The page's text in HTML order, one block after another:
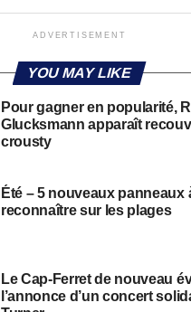
ADVERTISEMENT
YOU MAY LIKE
Pour gagner en popularité,
Glucksmann apparaît
crousty
Été – 5 nouveaux panneaux
reconnaître sur les plages
Le Cap-Ferret de nouveau
l’annonce d’un concert